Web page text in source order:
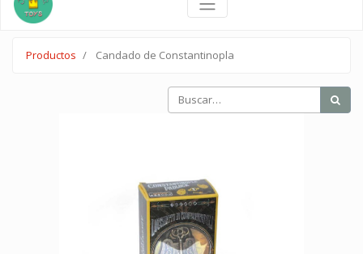
Productos Candado de Constantinopla